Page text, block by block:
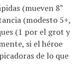
(mueven 8″
(modesto 5+,
(1 por el grot y
si el héroe
de lo que